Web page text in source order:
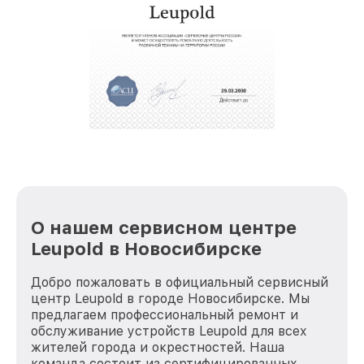
крупногабаритной техники, которые
обеспечат доставку устройств в сервис в
полной сохранности и бесплатно.
положительные отзывы и обрели отличную
репутацию. Мы постоянно совершенствуемся и
О нашем сервисном центре
Leupold в Новосибирске
Добро пожаловать в официальный сервисный
центр Leupold в городе Новосибирске. Мы
предлагаем профессиональный ремонт и
обслуживание устройств Leupold для всех
жителей города и окрестностей. Наша